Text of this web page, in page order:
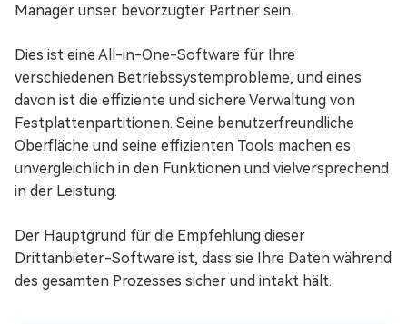
Manager unser bevorzugter Partner sein.
Dies ist eine All-in-One-Software für Ihre
verschiedenen Betriebssystemprobleme, und eines
davon ist die effiziente und sichere Verwaltung von
Festplattenpartitionen. Seine benutzerfreundliche
Oberfläche und seine effizienten Tools machen es
unvergleichlich in den Funktionen und vielversprechend
in der Leistung.
Der Hauptgrund für die Empfehlung dieser
Drittanbieter-Software ist, dass sie Ihre Daten während
des gesamten Prozesses sicher und intakt hält.